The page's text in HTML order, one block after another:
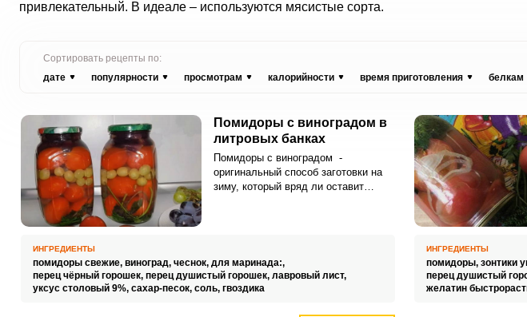
привлекательный. В идеале – используются мясистые сорта.
Сортировать рецепты по:
дате
популярности просмотрам калорийности время приготовления белкам
Помидоры с виноградом в
литровых банках
Помидоры с виноградом -
оригинальный способ заготовки на
зиму, который вряд ли оставит
ИНГРЕДИЕНТЫ
помидоры свежие, виноград, чеснок, для маринада:,
перец чёрный горошек, перец душистый горошек, лавровый лист,
уксус столовый 9%, сахар-песок, соль, гвоздика
ИНГРЕДИЕНТЫ
помидоры, зонтики
перец душистый
желатин